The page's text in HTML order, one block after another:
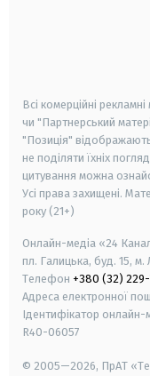
Всі комерційні
чи "Партнерський
"Позиція"
не поділяти їхніх
цитування можна
Усі права захищені.
року (21+)
Онлайн-медіа «24
пл. Галицька, буд. 15, м.
Телефон +380 (32) 229-
Адреса електронної
Ідентифікатор онлайн-
R40-06057
© 2005—2026, ПрАТ